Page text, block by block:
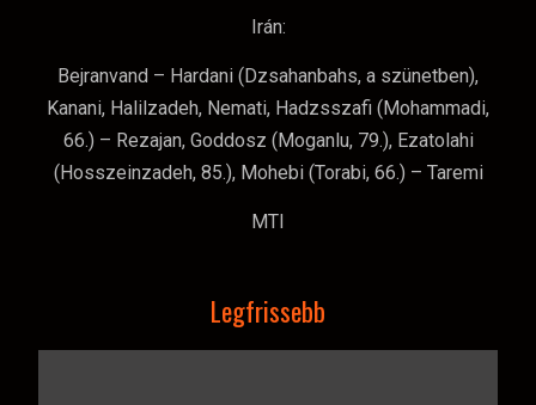
Irán:
Bejranvand – Hardani (Dzsahanbahs, a szünetben),
Kanani, Halilzadeh, Nemati, Hadzsszafi (Mohammadi,
66.) – Rezajan, Goddosz (Moganlu, 79.), Ezatolahi
(Hosszeinzadeh, 85.), Mohebi (Torabi, 66.) – Taremi
MTI
Legfrissebb